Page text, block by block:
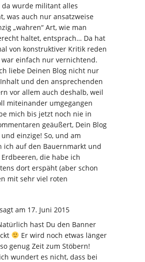
da wurde militant alles
was auch nur ansatzweise
„wahren“ Art, wie man
haltet, entsprach… Da hat
von konstruktiver Kritik reden
war einfach nur vernichtend.
liebe Deinen Blog nicht nur
und den ansprechenden
vor allem auch deshalb, weil
miteinander umgegangen
mich bis jetzt noch nie in
geäußert, Dein Blog
einzige! So, und am
ich auf den Bauernmarkt und
die habe ich
dort erspäht (aber schon
mit sehr viel roten
sagt am 17. Juni 2015
hast Du den Banner
Er wird noch etwas länger
genug Zeit zum Stöbern!
wundert es nicht, dass bei